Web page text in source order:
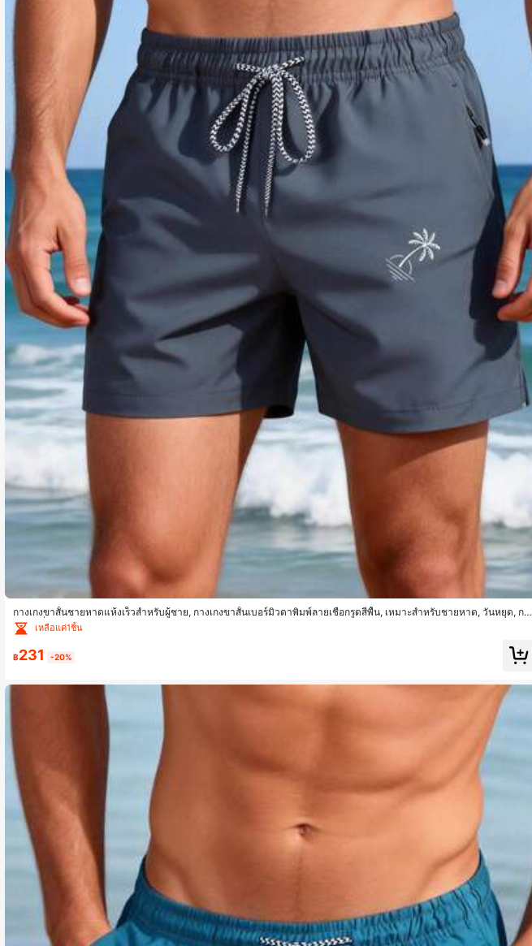
กางเกงขาสั้นชายหาดแห้งเร็วสำหรับผู้ชาย, กางเกงขาสั้นเบอร์มิวดาพิมพ์ลายเชือกรูดสีพื้น, เหมาะสำหรับชายหาด, วันหยุด, กลา
งแจ้ง, วิ่งเหลือแค่1ชิ้น
฿231 -20%